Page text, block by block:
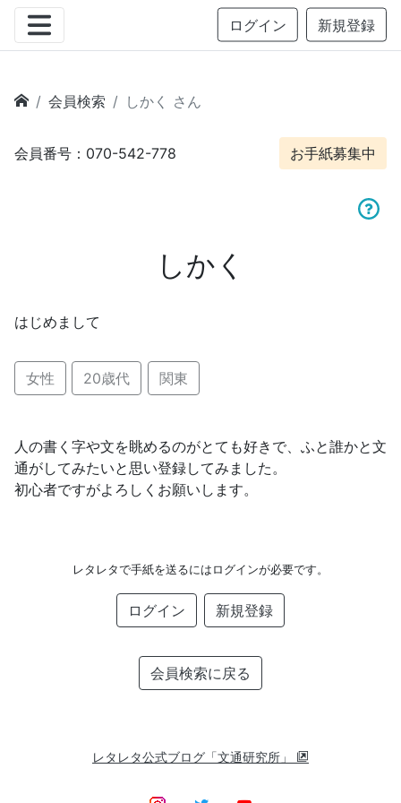
ログイン 新規登録
会員検索 しかく さん
会員番号：070-542-778 お手紙募集中
しかく
はじめまして
女性 20歳代 関東
人の書く字や文を眺めるのがとても好きで、ふと誰かと文
通がしてみたいと思い登録してみました。
初心者ですがよろしくお願いします。
レタレタで手紙を送るにはログインが必要です。
ログイン 新規登録
会員検索に戻る
レタレタ公式ブログ「文通研究所」